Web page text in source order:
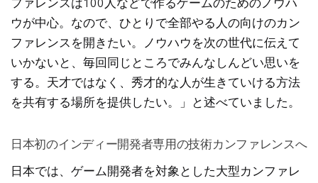
ウが中心。なので、ひとりで全部やる人の向けのカン
ファレンスを開きたい。ノウハウを次の世代に伝えて
いかないと、毎回同じところでみんなしんどい思いを
する。天才ではなく、秀才的な人が生きていける方法
を共有する場所を提供したい。」と述べていました。
日本初のインディー開発者専用の技術カンファレンスへ
日本では、ゲーム開発者を対象とした大型カンファレ